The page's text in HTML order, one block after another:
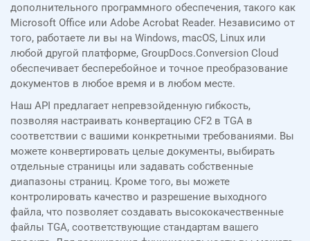
дополнительного программного обеспечения, такого как
Microsoft Office или Adobe Acrobat Reader. Независимо от
того, работаете ли вы на Windows, macOS, Linux или
любой другой платформе, GroupDocs.Conversion Cloud
обеспечивает бесперебойное и точное преобразование
документов в любое время и в любом месте.
Наш API предлагает непревзойденную гибкость,
позволяя настраивать конвертацию CF2 в TGA в
соответствии с вашими конкретными требованиями. Вы
можете конвертировать целые документы, выбирать
отдельные страницы или задавать собственные
диапазоны страниц. Кроме того, вы можете
контролировать качество и разрешение выходного
файла, что позволяет создавать высококачественные
файлы TGA, соответствующие стандартам вашего